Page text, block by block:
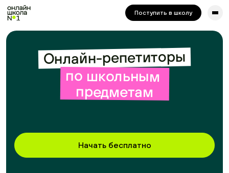
сайта. Для корректной работы попробуйте отключить VPN.
Поступить в школу
Онлайн-репетиторы
по школьным
предметам
Начать бесплатно